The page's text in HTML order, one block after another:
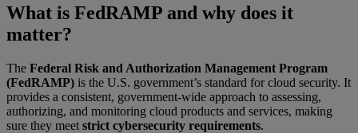
What is FedRAMP and why does it
matter?
The Federal Risk and Authorization Management Program
(FedRAMP) is the U.S. government’s standard for cloud security. It
provides a consistent, government-wide approach to assessing,
authorizing, and monitoring cloud products and services, making
sure they meet strict cybersecurity requirements.